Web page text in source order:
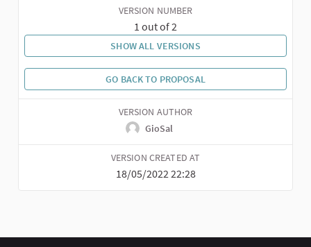
VERSION NUMBER
1 out of 2
SHOW ALL VERSIONS
GO BACK TO PROPOSAL
VERSION AUTHOR
GioSal
VERSION CREATED AT
18/05/2022 22:28